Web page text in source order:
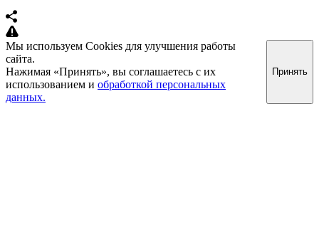
Мы используем Cookies для улучшения работы
сайта.
Нажимая «Принять», вы соглашаетесь с их
использованием и обработкой персональных
данных.
Принять